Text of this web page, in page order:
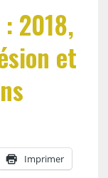
2018,
et
Imprimer